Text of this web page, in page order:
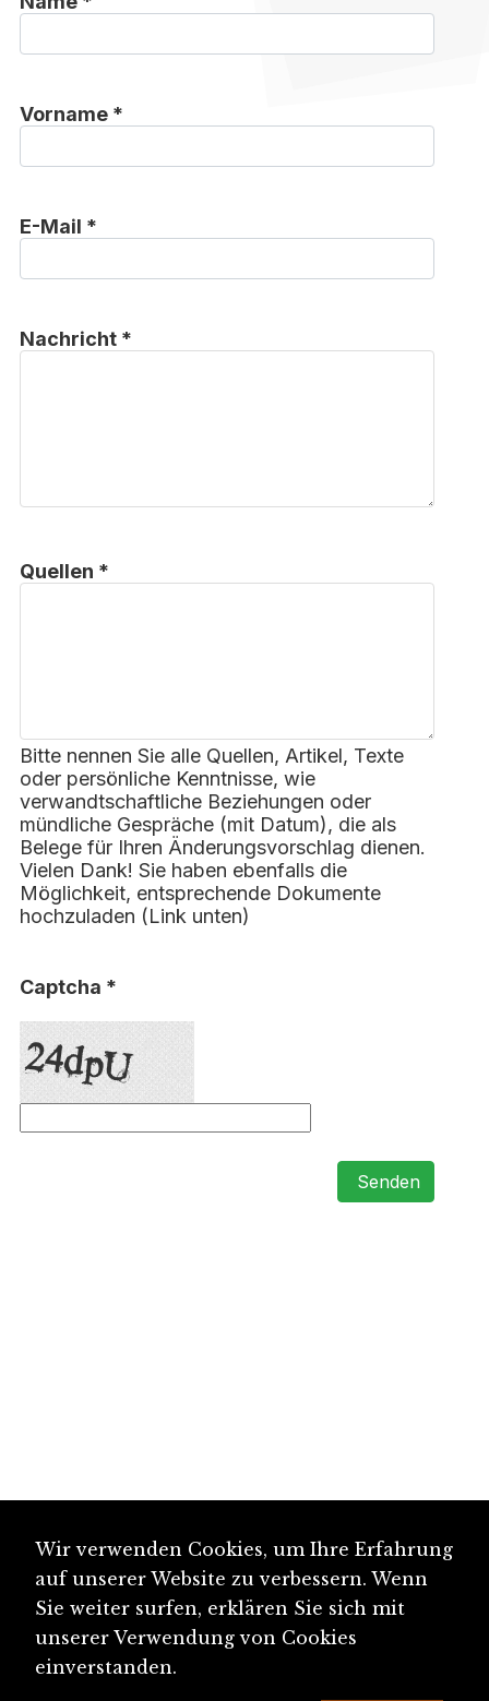
Vorname *
E-Mail *
Nachricht *
Quellen *
Bitte nennen Sie alle Quellen, Artikel, Texte
oder persönliche Kenntnisse, wie
verwandtschaftliche Beziehungen oder
mündliche Gespräche (mit Datum), die als
Belege für Ihren Änderungsvorschlag dienen.
Vielen Dank! Sie haben ebenfalls die
Möglichkeit, entsprechende Dokumente
hochzuladen (Link unten)
Captcha *
Senden
Wir verwenden Cookies, um Ihre Erfahrung
auf unserer Website zu verbessern. Wenn
Sie weiter surfen, erklären Sie sich mit
unserer Verwendung von Cookies
einverstanden.